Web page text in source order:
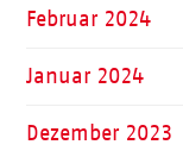
Februar 2024
Januar 2024
Dezember 2023